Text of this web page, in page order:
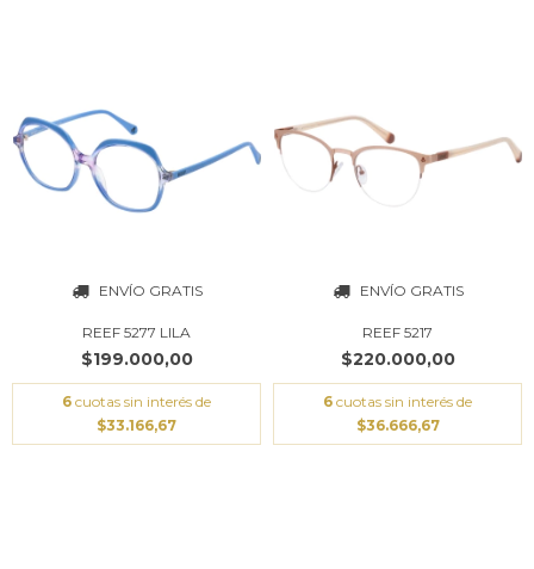
ENVÍO GRATIS
REEF 5277 LILA
$199.000,00
6 cuotas sin interés de
$33.166,67
ENVÍO GRATIS
REEF 5217
$220.000,00
6 cuotas sin interés de
$36.666,67